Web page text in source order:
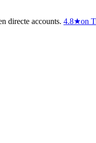
directe accounts. 4.8★on